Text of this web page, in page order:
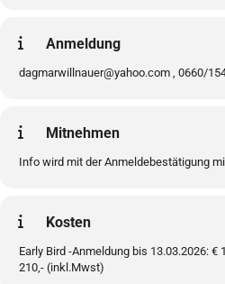
Anmeldung
dagmarwillnauer@yahoo.com , 0660/
Mitnehmen
Info wird mit der Anmeldebestätigung
Kosten
Early Bird -Anmeldung bis 13.03.2026:
210,- (inkl.Mwst)